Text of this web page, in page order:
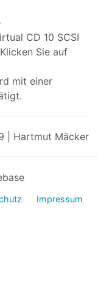
CD 10 SCSI
Sie auf
mit einer
| Hartmut Mäcker
Impressum